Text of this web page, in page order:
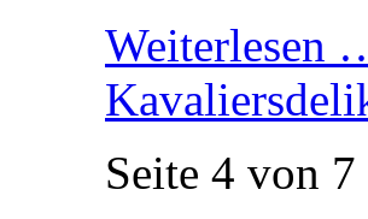
Weiterlesen
Seite 4 von 7